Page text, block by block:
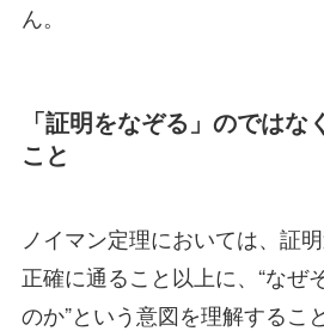
ん。
「証明をなぞる」のではな
こと
ノイマン定理においては、証
正確に通ること以上に、“なぜ
のか”という意図を理解するこ